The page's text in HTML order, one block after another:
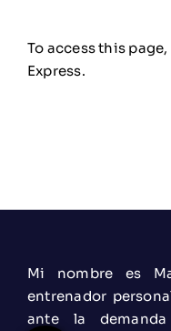
To access this
Express.
Mi nombre es
entrenador
ante la